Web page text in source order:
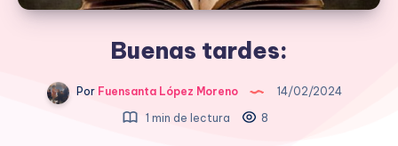
Buenas tardes:
Por Fuensanta López Moreno
14/02/2024
1 min de lectura
8